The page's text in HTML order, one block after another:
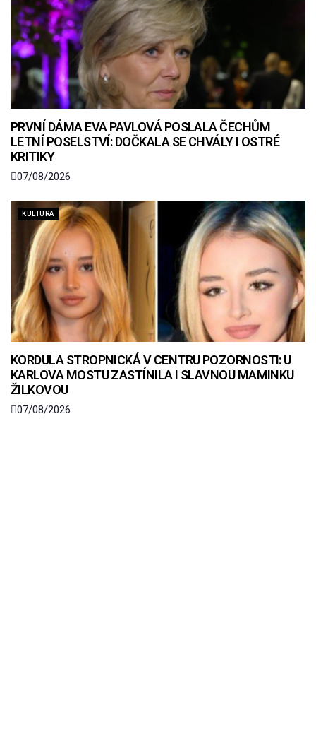
PRVNÍ DÁMA EVA PAVLOVÁ POSLALA ČECHŮM
LETNÍ POSELSTVÍ: DOČKALA SE CHVÁLY I OSTRÉ
KRITIKY
07/08/2026
KULTURA
KORDULA STROPNICKÁ V CENTRU POZORNOSTI: U
KARLOVA MOSTU ZASTÍNILA I SLAVNOU MAMINKU
ŽILKOVOU
07/08/2026